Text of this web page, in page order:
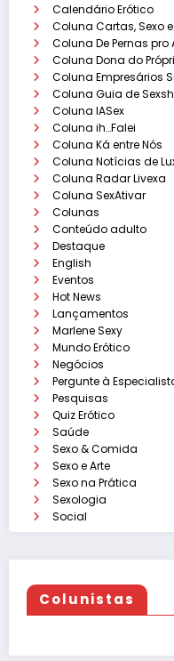
Calendário Erótico
Coluna Cartas, Sexo
Coluna De Pernas
Coluna Dona do
Coluna Empresários
Coluna Guia de
Coluna IASex
Coluna ih…Falei
Coluna Ká entre Nós
Coluna Notícias de
Coluna Radar Livexa
Coluna SexAtivar
Colunas
Conteúdo adulto
Destaque
English
Eventos
Hot News
Lançamentos
Marlene Sexy
Mundo Erótico
Negócios
Pergunte à
Pesquisas
Quiz Erótico
Saúde
Sexo & Comida
Sexo e Arte
Sexo na Prática
Sexologia
Social
Colunistas